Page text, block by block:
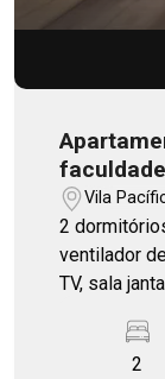
Vila
2
ventilador
TV, sala
playground,
2